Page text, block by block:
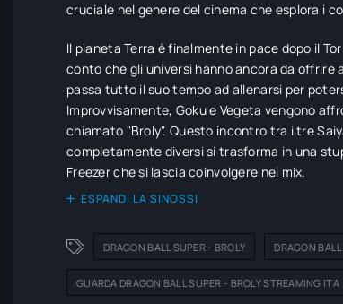
cruciale nel genere del cinema che esplora i
Il pianeta Terra è finalmente in pace dopo il
conto che gli universi hanno ancora da offrire
passa tutto il suo tempo ad allenarsi per
Improvvisamente, Goku e Vegeta vengono
chiamato "Broly". Questo incontro tra i tre
completamente diversi si trasforma in una
Freezer che si lascia coinvolgere nel mix.
ESPANDI LA SINOSSI
DRAGON BALL SUPER - BROLY DRAGON
GUARDA DRAGON BALL SUPER - BROLY STREAMING ITA